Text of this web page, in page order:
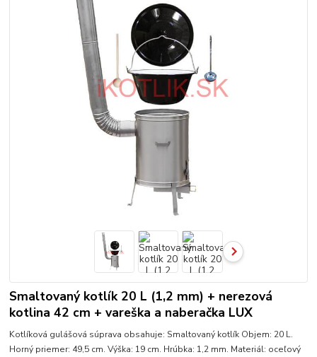
Smaltovaný kotlík 20 L (1,2 mm) + nerezová
kotlina 42 cm + vareška a naberačka LUX
Kotlíková gulášová súprava obsahuje: Smaltovaný kotlík Objem: 20 L.
Horný priemer: 49,5 cm. Výška: 19 cm. Hrúbka: 1,2 mm. Materiál: oceľový